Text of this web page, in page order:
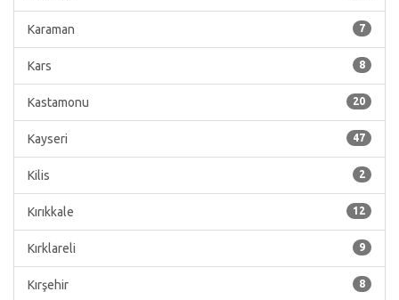
7
Karaman
8
Kars
20
Kastamonu
47
Kayseri
2
Kilis
12
Kırıkkale
9
Kırklareli
8
Kırşehir